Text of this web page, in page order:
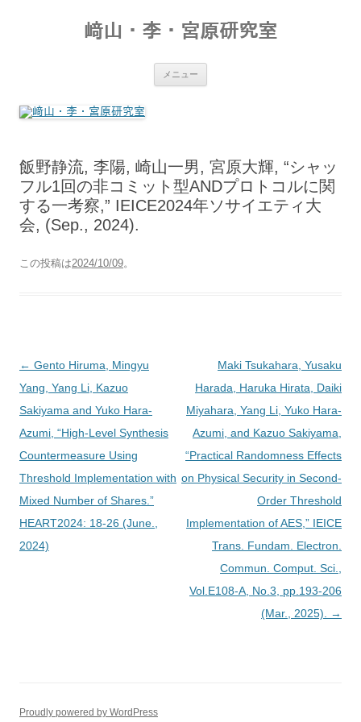
プ
﨑山・李・宮原研究室
メニュー
飯野静流, 李陽, 崎山一男, 宮原大輝, “シャッ
フル1回の非コミット型ANDプロトコルに関
する一考察,” IEICE2024年ソサイエティ大
会, (Sep., 2024).
この投稿は2024/10/09。
投
稿
ナ
ビ
ゲ
ー
シ
ョ
ン
← Gento Hiruma, Mingyu
Yang, Yang Li, Kazuo
Sakiyama and Yuko Hara-
Azumi, “High-Level Synthesis
Countermeasure Using
Threshold Implementation with
Mixed Number of Shares.”
HEART2024: 18-26 (June.,
2024)
Maki Tsukahara, Yusaku
Harada, Haruka Hirata, Daiki
Miyahara, Yang Li, Yuko Hara-
Azumi, and Kazuo Sakiyama,
“Practical Randomness Effects
on Physical Security in Second-
Order Threshold
Implementation of AES,” IEICE
Trans. Fundam. Electron.
Commun. Comput. Sci.,
Vol.E108-A, No.3, pp.193-206
(Mar., 2025).
→
Proudly powered by WordPress